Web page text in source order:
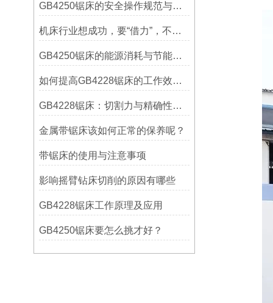
GB4250锯床的安全操作规范与注意事项
机床行业想成功，要“借力”，不要“尽力”！
GB4250锯床的能源消耗与节能措施
如何提高GB4228锯床的工作效率？
GB4228锯床：切割力与精确性的结合
金属带锯床该如何正常的保养呢？
带锯床的使用与注意事项
影响摇臂钻床切削的原因有哪些
GB4228锯床工作原理及应用
GB4250锯床要怎么挑才好？